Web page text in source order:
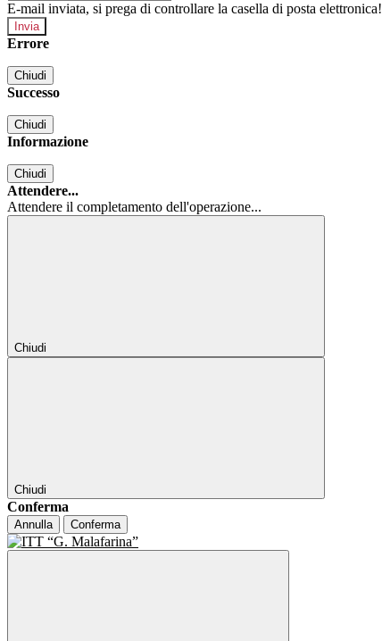
E-mail inviata, si prega di controllare la casella di posta elettronica!
Errore
Chiudi
Successo
Chiudi
Informazione
Chiudi
Attendere...
Attendere il completamento dell'operazione...
Chiudi
Chiudi
Conferma
Annulla Conferma